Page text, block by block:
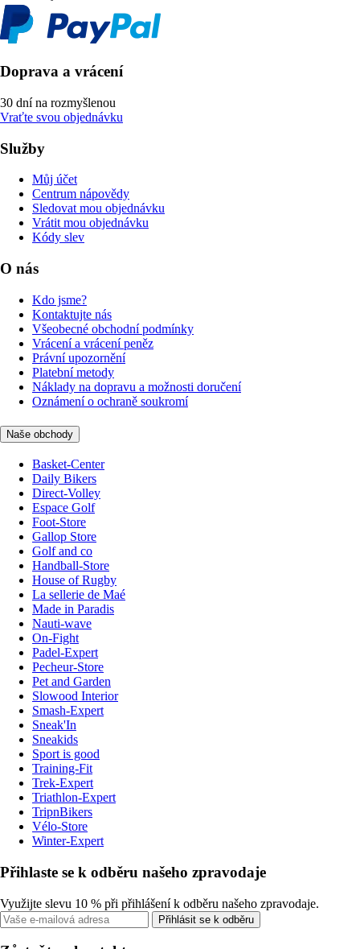
Doprava a vrácení
30 dní na rozmyšlenou
Vraťte svou objednávku
Služby
Můj účet
Centrum nápovědy
Sledovat mou objednávku
Vrátit mou objednávku
Kódy slev
O nás
Kdo jsme?
Kontaktujte nás
Všeobecné obchodní podmínky
Vrácení a vrácení peněz
Právní upozornění
Platební metody
Náklady na dopravu a možnosti doručení
Oznámení o ochraně soukromí
Naše obchody
Basket-Center
Daily Bikers
Direct-Volley
Espace Golf
Foot-Store
Gallop Store
Golf and co
Handball-Store
House of Rugby
La sellerie de Maé
Made in Paradis
Nauti-wave
On-Fight
Padel-Expert
Pecheur-Store
Pet and Garden
Slowood Interior
Smash-Expert
Sneak'In
Sneakids
Sport is good
Training-Fit
Trek-Expert
Triathlon-Expert
TripnBikers
Vélo-Store
Winter-Expert
Přihlaste se k odběru našeho zpravodaje
Využijte slevu 10 % při přihlášení k odběru našeho zpravodaje.
Přihlásit se k odběru